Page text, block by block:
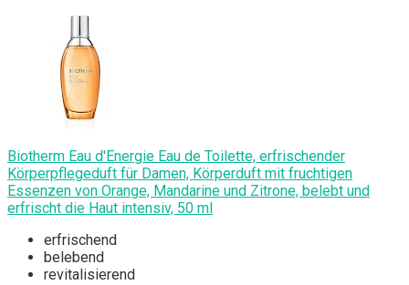
Biotherm Eau d'Energie Eau de Toilette, erfrischender
Körperpflegeduft für Damen, Körperduft mit fruchtigen
Essenzen von Orange, Mandarine und Zitrone, belebt und
erfrischt die Haut intensiv, 50 ml
erfrischend
belebend
revitalisierend